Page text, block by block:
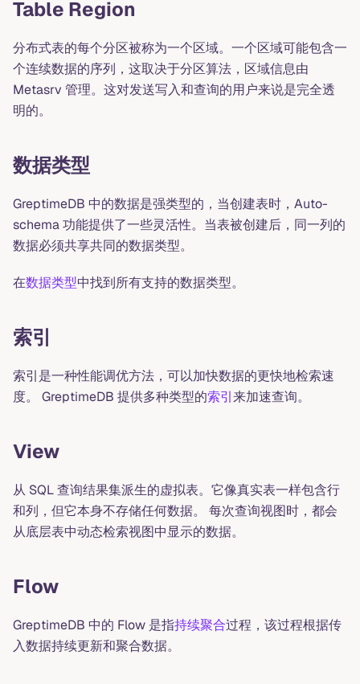
Table Region
分布式表的每个分区被称为一个区域。一个区域可能包含一
个连续数据的序列，这取决于分区算法，区域信息由
Metasrv 管理。这对发送写入和查询的用户来说是完全透
明的。
数据类型
GreptimeDB 中的数据是强类型的，当创建表时，Auto-
schema 功能提供了一些灵活性。当表被创建后，同一列的
数据必须共享共同的数据类型。
在数据类型中找到所有支持的数据类型。
索引
索引是一种性能调优方法，可以加快数据的更快地检索速
度。 GreptimeDB 提供多种类型的索引来加速查询。
View
从 SQL 查询结果集派生的虚拟表。它像真实表一样包含行
和列，但它本身不存储任何数据。 每次查询视图时，都会
从底层表中动态检索视图中显示的数据。
Flow
GreptimeDB 中的 Flow 是指持续聚合过程，该过程根据传
入数据持续更新和聚合数据。